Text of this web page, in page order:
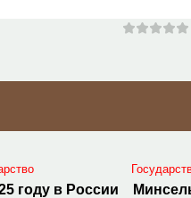
году в России